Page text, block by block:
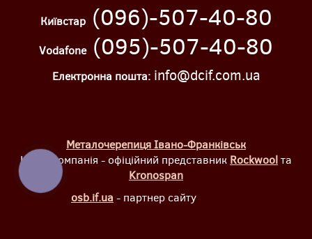
Київстар(096)-507-40-80
Vodafone(095)-507-40-80
Електронна пошта:info@dcif.com.ua
Металочерепиця Івано-Франківськ
Наша компанія - офіційний представник Rockwoolта
Kronospan
osb.if.ua - партнер сайту